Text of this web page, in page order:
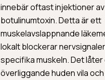
innebär oftast injektioner av
botulinumtoxin. Detta är ett
muskelavslappnande
lokalt blockerar
specifika muskeln. Det låter
överliggande huden vila